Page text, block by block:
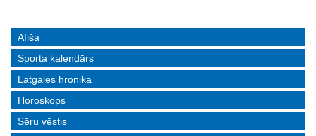
Afiša
Sporta kalendārs
Latgales hronika
Horoskops
Sēru vēstis